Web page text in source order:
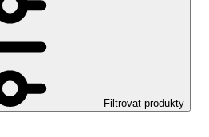
Filtrovat produkty